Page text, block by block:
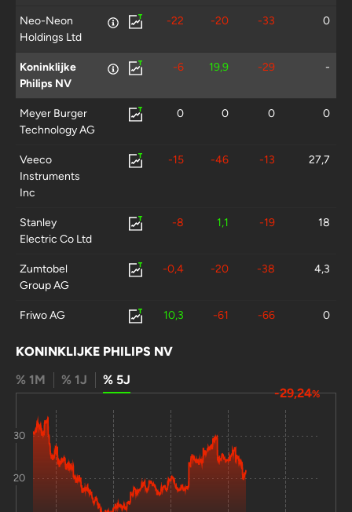
Neo-Neon
Holdings Ltd
-22 -20 -33 0
Koninklijke
Philips NV
-6 19,9 -29 -
Meyer Burger
Technology AG
0 0 0 0
Veeco
Instruments
Inc
-15 -46 -13 27,7
Stanley
Electric Co Ltd
-8 1,1 -19 18
Zumtobel
Group AG
-0,4 -20 -38 4,3
Friwo AG 10,3 -61 -66 0
Rubicon
3,7
Shin-Etsu
Chemical
-7,2 -27 -81 0
KONINKLIJKE PHILIPS NV
% 1M
% 1J
% 5J
-29,24%
20
30